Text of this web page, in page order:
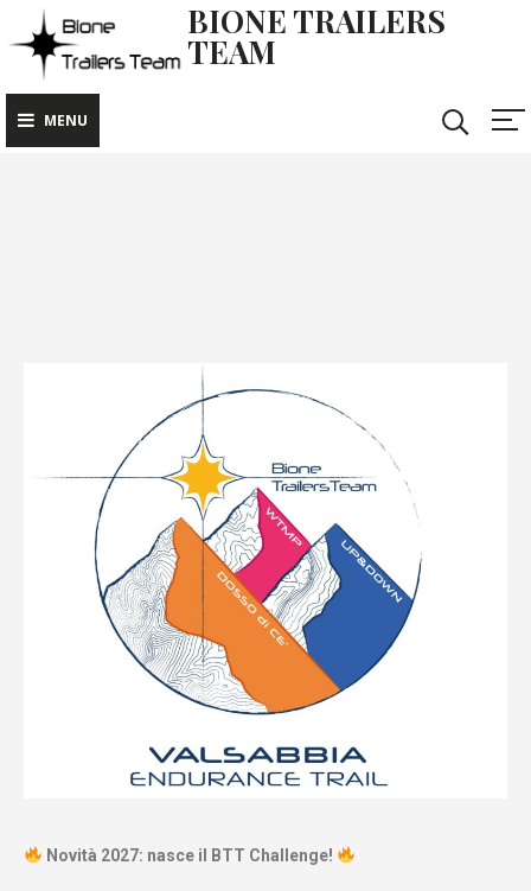
BIONE TRAILERS
TEAM
MENU
Novità 2027: nasce il BTT Challenge!